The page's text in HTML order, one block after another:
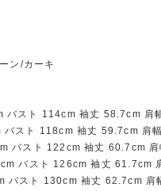
ン/カーキ
バスト 114cm 袖丈 58.7cm 肩
スト 118cm 袖丈 59.7cm 肩
バスト 122cm 袖丈 60.7cm
バスト 126cm 袖丈 61.7cm
バスト 130cm 袖丈 62.7cm 肩